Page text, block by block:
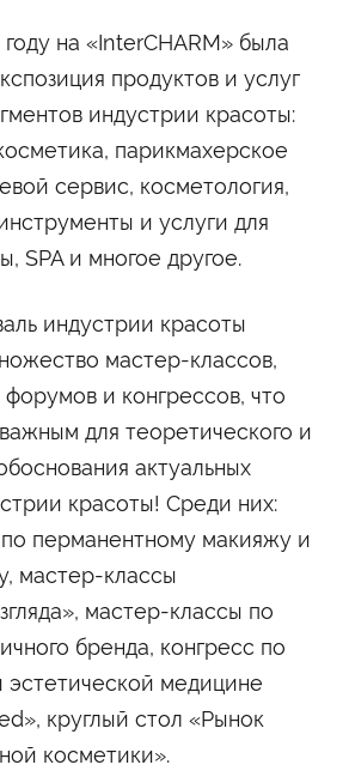
организации
на «InterCHARM» была
продуктов и услуг
индустрии красоты:
парикмахерское
сервис, косметология,
и услуги для
SPA и многое другое.
индустрии красоты
мастер-классов,
форумов и конгрессов, что
для теоретического и
актуальных
красоты! Среди них:
перманентному макияжу и
мастер-классы
мастер-классы по
бренда, конгресс по
эстетической медицине
круглый стол «Рынок
косметики».